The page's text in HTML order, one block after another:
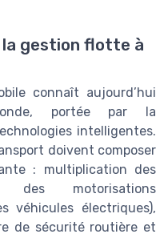
la gestion flotte à
connaît aujourd’hui
portée par la
intelligentes.
doivent composer
: multiplication des
des motorisations
véhicules électriques),
de sécurité routière et